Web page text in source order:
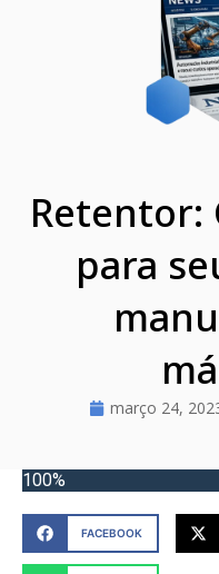
Retentor:
para
março 24,
100%
FACEBOOK